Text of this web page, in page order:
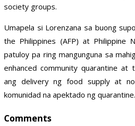
society groups.
Umapela si Lorenzana sa buong
the Philippines (AFP) at Philippine
patuloy pa ring mangunguna sa
enhanced community quarantine at
ang delivery ng food supply at
komunidad na apektado ng quarantine.
Comments